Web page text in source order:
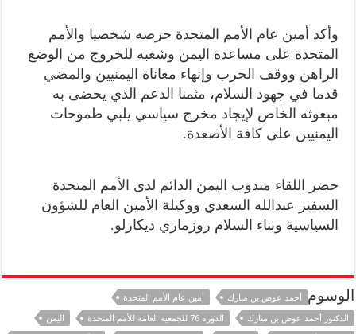
وأكد أمين عام الأمم المتحدة حرصه شخصيا والأمم
المتحدة على مساعدة اليمن وشعبه للخروج من الوضع
الراهن ووقف الحرب وإنهاء معاناة اليمنيين والمضي
قدما في جهود السلام، مثمنا الدعم الذي يحضى به
مبعوثه الخاص لإيجاد مخرج سياسي يلبي طموحات
اليمنيين على كافة الأصعدة.
حضر اللقاء مندوب اليمن الدائم لدى الأمم المتحدة
السفير عبدالله السعدي ووكيلة الأمين العام للشؤون
السياسية وبناء السلام روزماري ديكارلو.
الوسوم أحمد عوض بن مبارك
أمين عام الأمم المتحدة
الدكتور أحمد عوض بن مبارك
الدورة 76 للجمعية العامة للأمم المتحدة
اليمن